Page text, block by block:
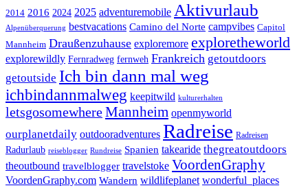
2014 2016 2024 2025 adventuremobile Aktivurlaub
Alpenüberquerung bestvacations Camino del Norte campvibes Capitol
Mannheim Draußenzuhause exploremore exploretheworld
explorewildly Fernradweg fernweh Frankreich getoutdoors
getoutside Ich bin dann mal weg
ichbindannmalweg keepitwild kulturerhalten
letsgosomewhereMannheim openmyworld
ourplanetdaily outdooradventures Radreise Radreisen
Radurlaub reiseblogger Rundreise Spanien takearide thegreatoutdoors
theoutbound travelblogger travelstoke VoordenGraphy
VoordenGraphy.com Wandern wildlifeplanet wonderful_places